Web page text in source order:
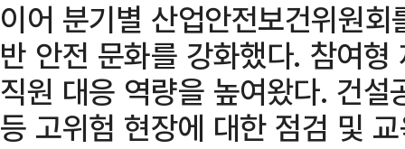
이어 분기별 산업안전보건위원
반 안전 문화를 강화했다. 참여
직원 대응 역량을 높여왔다. 건
등 고위험 현장에 대한 점검 및